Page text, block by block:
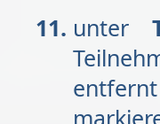
unter